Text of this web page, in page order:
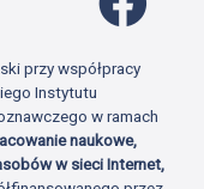
przy współpracy
Instytutu
w ramach
naukowe,
w sieci Internet,